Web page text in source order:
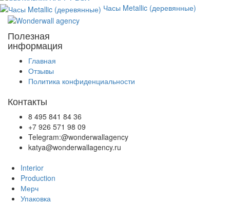
Часы Metallic (деревянные)
Полезная
информация
Главная
Отзывы
Политика конфиденциальности
Контакты
8 495 841 84 36
+7 926 571 98 09
Telegram:@wonderwallagency
katya@wonderwallagency.ru
Interior
Production
Мерч
Упаковка